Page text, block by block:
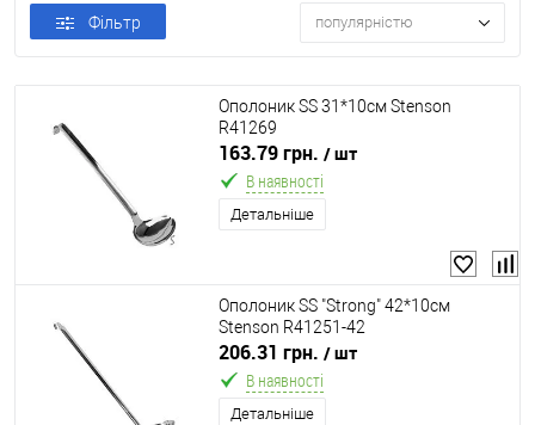
Фільтр популярністю
Ополоник SS 31*10см Stenson
R41269
163.79 грн. / шт
В наявності
Детальніше
Ополоник SS "Strong" 42*10см
Stenson R41251-42
206.31 грн. / шт
В наявності
Детальніше